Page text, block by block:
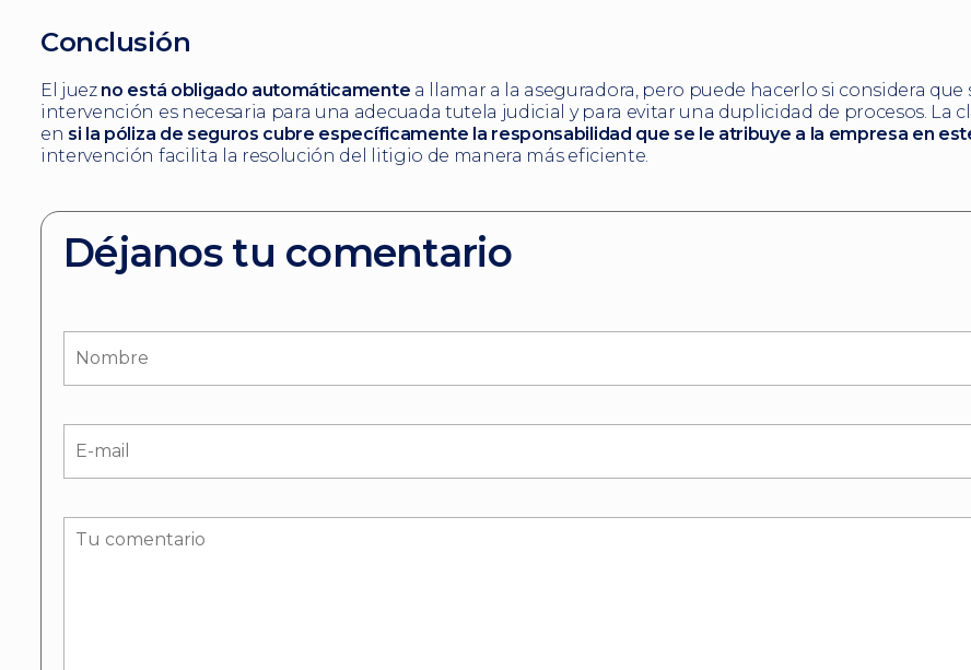
Conclusión
El juez no está obligado automáticamente a llamar a la aseguradora, pero puede hacerlo si considera que
intervención es necesaria para una adecuada tutela judicial y para evitar una duplicidad de procesos. La
en si la póliza de seguros cubre específicamente la responsabilidad que se le atribuye a la empresa en
intervención facilita la resolución del litigio de manera más eficiente.
Déjanos tu comentario